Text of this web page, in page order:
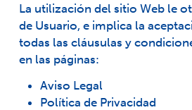
La utilización del sitio Web le
de Usuario, e implica la
todas las cláusulas y
en las páginas:
Aviso Legal
Política de Privacidad